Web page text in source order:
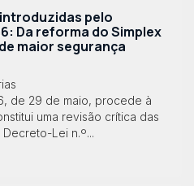
pelo
Da reforma do Simplex
maior segurança
de 29 de maio, procede à
uma revisão crítica das
Lei n.º...